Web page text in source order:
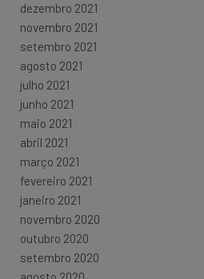
dezembro 2021
novembro 2021
setembro 2021
agosto 2021
julho 2021
junho 2021
maio 2021
abril 2021
março 2021
fevereiro 2021
janeiro 2021
novembro 2020
outubro 2020
setembro 2020